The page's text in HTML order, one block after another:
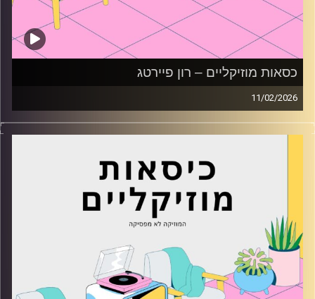
כסאות מוזיקליים – רון פיירטג
11/02/2026
כסאות מוזיקליים עם רון פיירטג